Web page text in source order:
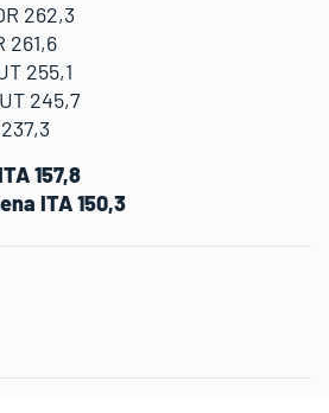
262,3
261,6
255,1
245,7
157,8
ITA 150,3